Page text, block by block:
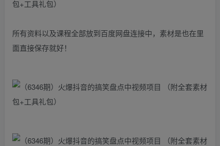
所有资料以及课程全部放到百度网盘连接中，素材是也在里
面直接保存就好！